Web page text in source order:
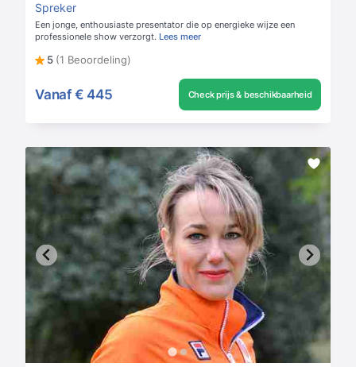
Spreker
Een jonge, enthousiaste presentator die op energieke wijze een
professionele show verzorgt. Lees meer
5 (1 Beoordeling)
Vanaf € 445 Check prijs & beschikbaarheid